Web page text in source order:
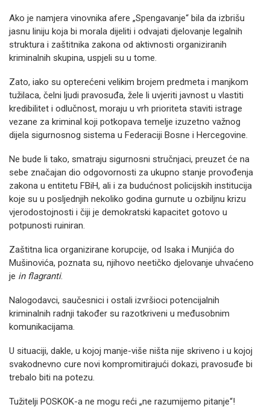
Ako je namjera vinovnika afere „Spengavanje“ bila da izbrišu
jasnu liniju koja bi morala dijeliti i odvajati djelovanje legalnih
struktura i zaštitnika zakona od aktivnosti organiziranih
kriminalnih skupina, uspjeli su u tome.
Zato, iako su opterećeni velikim brojem predmeta i manjkom
tužilaca, čelni ljudi pravosuđa, žele li uvjeriti javnost u vlastiti
kredibilitet i odlučnost, moraju u vrh prioriteta staviti istrage
vezane za kriminal koji potkopava temelje izuzetno važnog
dijela sigurnosnog sistema u Federaciji Bosne i Hercegovine.
Ne bude li tako, smatraju sigurnosni stručnjaci, preuzet će na
sebe značajan dio odgovornosti za ukupno stanje provođenja
zakona u entitetu FBiH, ali i za budućnost policijskih institucija
koje su u posljednjih nekoliko godina gurnute u ozbiljnu krizu
vjerodostojnosti i čiji je demokratski kapacitet gotovo u
potpunosti ruiniran.
Zaštitna lica organizirane korupcije, od Isaka i Munjića do
Mušinovića, poznata su, njihovo neetičko djelovanje uhvaćeno
je in flagranti.
Nalogodavci, saučesnici i ostali izvršioci potencijalnih
kriminalnih radnji također su razotkriveni u međusobnim
komunikacijama.
U situaciji, dakle, u kojoj manje-više ništa nije skriveno i u kojoj
svakodnevno cure novi kompromitirajući dokazi, pravosuđe bi
trebalo biti na potezu.
Tužitelji POSKOK-a ne mogu reći „ne razumijemo pitanje“!